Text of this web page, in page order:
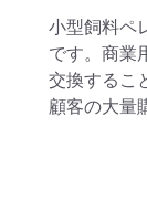
小型飼料ペ
です。商業
交換するこ
顧客の大量